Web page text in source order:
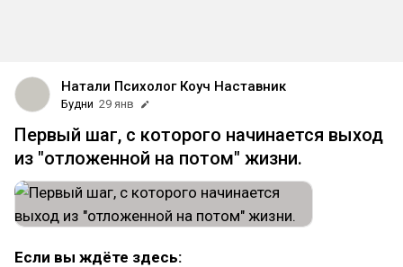
Натали Психолог Коуч Наставник
Будни 29 янв
Первый шаг, с которого начинается выход
из "отложенной на потом" жизни.
Если вы ждёте здесь: